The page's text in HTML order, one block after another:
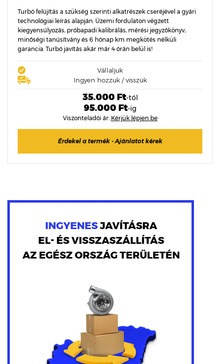
Turbó felújítás a szükség szerinti alkatrészek cseréjével a gyári
technológiai leírás alapján. Üzemi fordulaton végzett
kiegyensúlyozás, próbapadi kalibrálás, mérési jegyzőkönyv,
minőségi tanúsítvány és 6 hónap km megkötés nélküli
garancia. Turbó javítás akár már 4 órán belül is!
Vállaljuk
Ingyen hozzuk / visszük
35.000 Ft-tól
95.000 Ft-ig
Viszonteladói ár: Kérjük lépjen be
Érdekel a termék - Ajánlatot kérek